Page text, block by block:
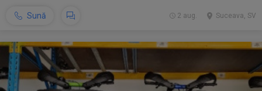
Sună Suceava, SV
2 aug.